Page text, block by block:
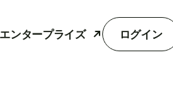
エンタープライズ ログイン